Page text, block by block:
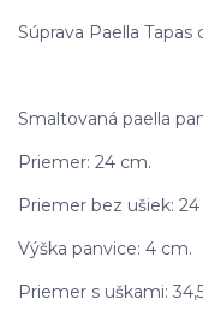
Súprava Paella
Smaltovaná paella
Priemer: 24 cm.
Priemer bez ušiek:
Výška panvice: 4 cm.
Priemer s uškami: